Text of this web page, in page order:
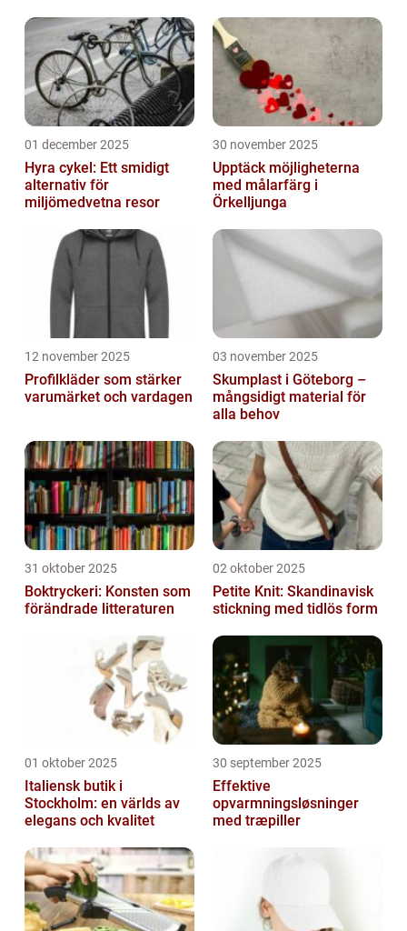
01 december 2025
Hyra cykel: Ett smidigt
alternativ för
miljömedvetna resor
30 november 2025
Upptäck möjligheterna
med målarfärg i
Örkelljunga
12 november 2025
Profilkläder som stärker
varumärket och vardagen
03 november 2025
Skumplast i Göteborg –
mångsidigt material för
alla behov
31 oktober 2025
Boktryckeri: Konsten som
förändrade litteraturen
02 oktober 2025
Petite Knit: Skandinavisk
stickning med tidlös form
01 oktober 2025
Italiensk butik i
Stockholm: en världs av
elegans och kvalitet
30 september 2025
Effektive
opvarmningsløsninger
med træpiller